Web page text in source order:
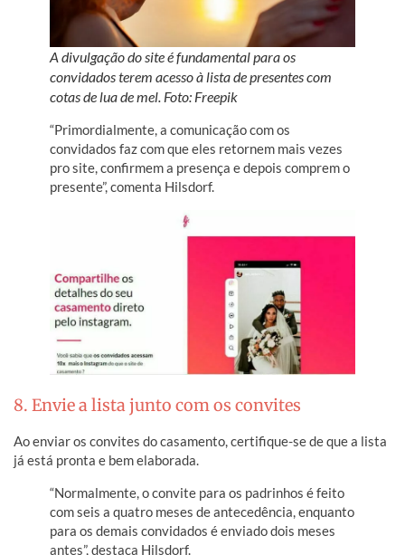
A divulgação do site é fundamental para os
convidados terem acesso à lista de presentes com
cotas de lua de mel. Foto: Freepik
“Primordialmente, a comunicação com os
convidados faz com que eles retornem mais vezes
pro site, confirmem a presença e depois comprem o
presente”, comenta Hilsdorf.
8. Envie a lista junto com os convites
Ao enviar os convites do casamento, certifique-se de que a lista
já está pronta e bem elaborada.
“Normalmente, o convite para os padrinhos é feito
com seis a quatro meses de antecedência, enquanto
para os demais convidados é enviado dois meses
antes”, destaca Hilsdorf.